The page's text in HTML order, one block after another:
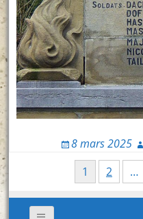
8 mars 2025
Posts
navigation
1 2 …